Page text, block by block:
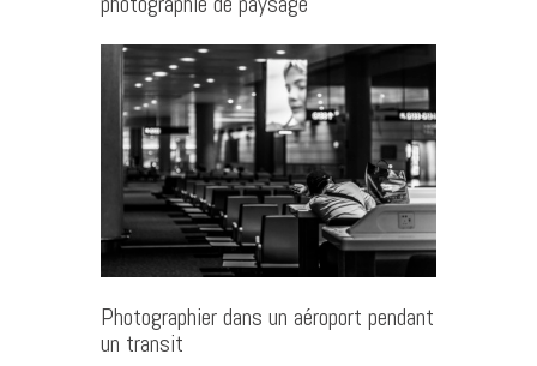
Photographier dans un aéroport pendant
un transit